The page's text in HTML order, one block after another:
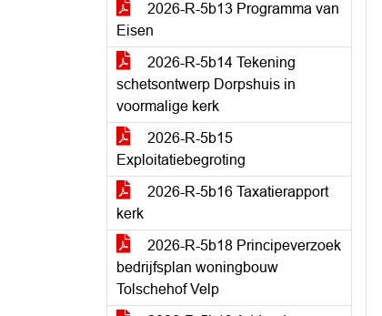
2026-R-5b13 Programma van
Eisen
2026-R-5b14 Tekening
schetsontwerp Dorpshuis in
voormalige kerk
2026-R-5b15
Exploitatiebegroting
2026-R-5b16 Taxatierapport
kerk
2026-R-5b18 Principeverzoek
bedrijfsplan woningbouw
Tolschehof Velp